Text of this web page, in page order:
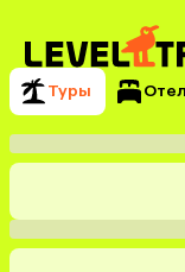
Туры